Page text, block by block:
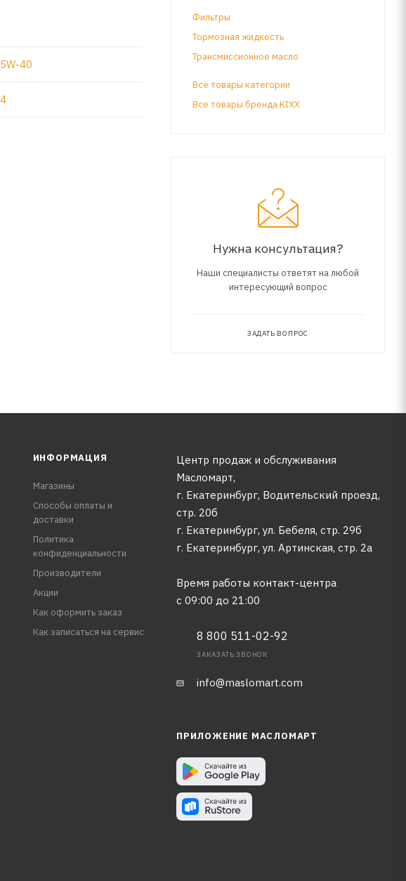
5W-40
4
Фильтры
Тормозная жидкость
Трансмиссионное масло
Все товары категории
Все товары бренда KIXX
Нужна консультация?
Наши специалисты ответят на любой
интересующий вопрос
ЗАДАТЬ ВОПРОС
ИНФОРМАЦИЯ
Магазины
Способы оплаты и
доставки
Политика
конфиденциальности
Производители
Акции
Как оформить заказ
Как записаться на сервис
Центр продаж и обслуживания
Масломарт,
г. Екатеринбург, Водительский проезд,
стр. 20б
г. Екатеринбург, ул. Бебеля, стр. 29б
г. Екатеринбург, ул. Артинская, стр. 2а
Время работы контакт-центра
с 09:00 до 21:00
8 800 511-02-92
ЗАКАЗАТЬ ЗВОНОК
info@maslomart.com
ПРИЛОЖЕНИЕ МАСЛОМАРТ